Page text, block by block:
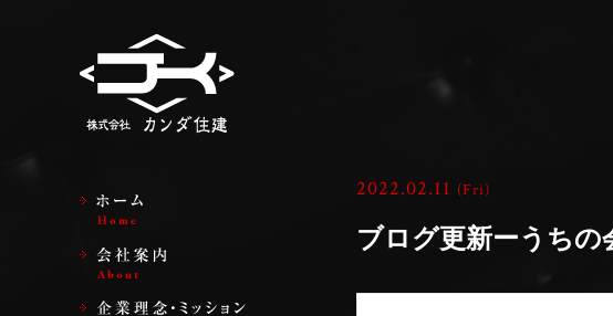
2022.02.11 (Fri)
ブログ更新ーうち